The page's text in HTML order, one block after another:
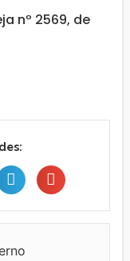
nº 2569, de